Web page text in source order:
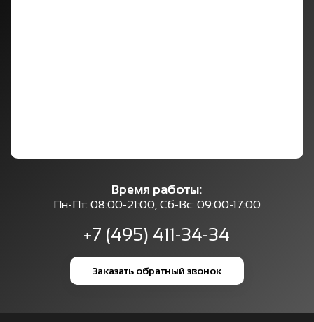
Время работы:
Пн-Пт: 08:00-21:00, Сб-Вс: 09:00-17:00
+7 (495) 411-34-34
Заказать обратный звонок